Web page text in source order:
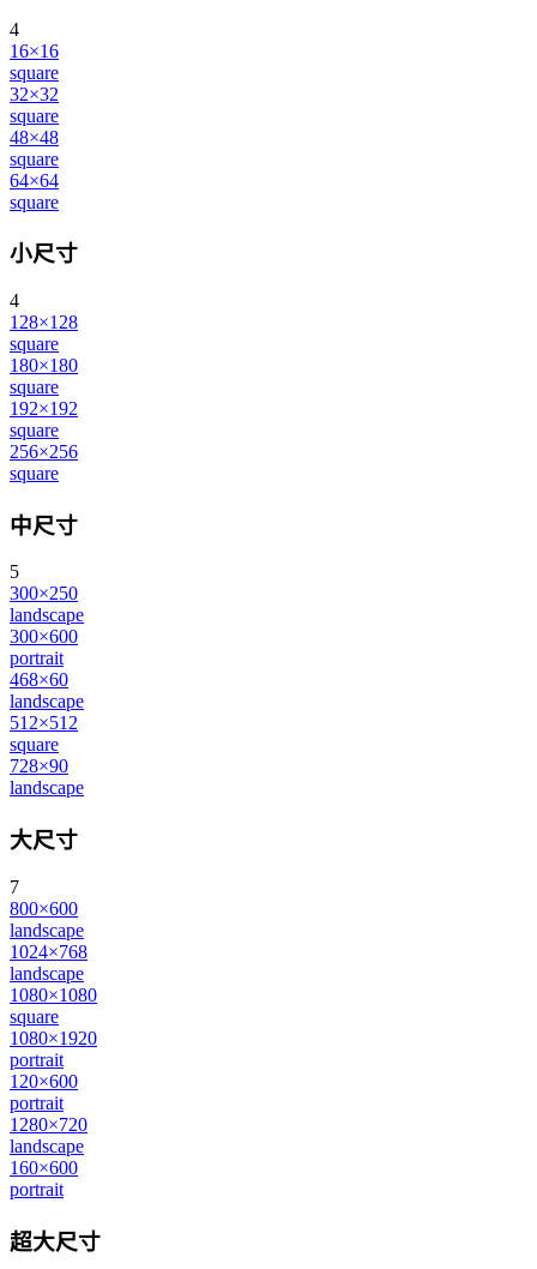
4
16×16
square
32×32
square
48×48
square
64×64
square
小尺寸
4
128×128
square
180×180
square
192×192
square
256×256
square
中尺寸
5
300×250
landscape
300×600
portrait
468×60
landscape
512×512
square
728×90
landscape
大尺寸
7
800×600
landscape
1024×768
landscape
1080×1080
square
1080×1920
portrait
120×600
portrait
1280×720
landscape
160×600
portrait
超大尺寸